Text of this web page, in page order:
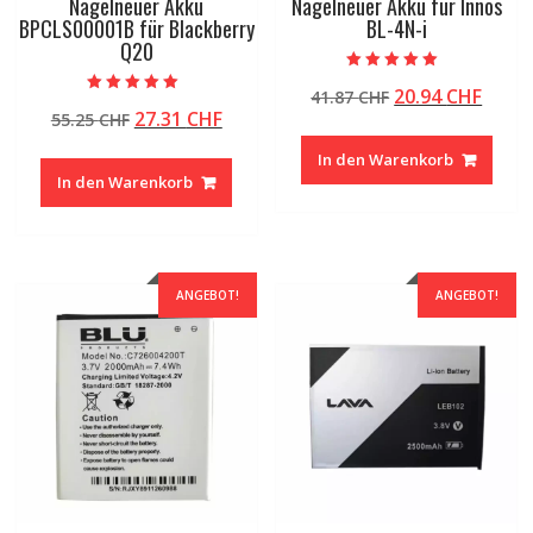
Nagelneuer Akku
BPCLS00001B für Blackberry
Q20
5.00
von 5
55.25CHF Ursprünglicher
war:
55.25 CHF
27.31 CHFAktueller
In den Warenkorb
Nagelneuer Akku für Innos
BL-4N-i
5.00
von 5
41.87CHF Ursprünglicher
war:
41.87 CHF
20.94CHF
In den Warenkorb
ANGEBOT! ANGEBOT!